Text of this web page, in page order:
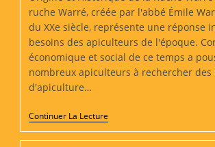
ruche Warré, créée par l'abbé Émile
du XXe siècle, représente une réponse
besoins des apiculteurs de l'époque.
économique et social de ce temps a
nombreux apiculteurs à rechercher des
d'apiculture…
Continuer La Lecture
Ruche
Pour